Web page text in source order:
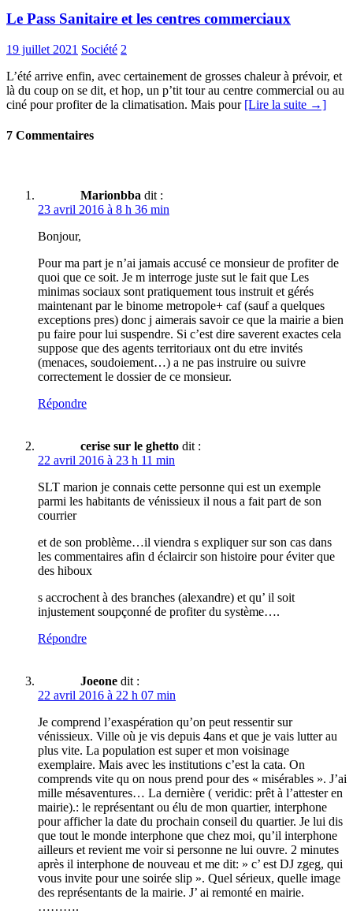
Le Pass Sanitaire et les centres commerciaux
19 juillet 2021 Société 2
L’été arrive enfin, avec certainement de grosses chaleur à prévoir, et
là du coup on se dit, et hop, un p’tit tour au centre commercial ou au
ciné pour profiter de la climatisation. Mais pour [Lire la suite →]
7 Commentaires
Marionbba dit :
23 avril 2016 à 8 h 36 min
Bonjour,
Pour ma part je n’ai jamais accusé ce monsieur de profiter de
quoi que ce soit. Je m interroge juste sut le fait que Les
minimas sociaux sont pratiquement tous instruit et gérés
maintenant par le binome metropole+ caf (sauf a quelques
exceptions pres) donc j aimerais savoir ce que la mairie a bien
pu faire pour lui suspendre. Si c’est dire saverent exactes cela
suppose que des agents territoriaux ont du etre invités
(menaces, soudoiement…) a ne pas instruire ou suivre
correctement le dossier de ce monsieur.
Répondre
cerise sur le ghetto dit :
22 avril 2016 à 23 h 11 min
SLT marion je connais cette personne qui est un exemple
parmi les habitants de vénissieux il nous a fait part de son
courrier
et de son problème…il viendra s expliquer sur son cas dans
les commentaires afin d éclaircir son histoire pour éviter que
des hiboux
s accrochent à des branches (alexandre) et qu’ il soit
injustement soupçonné de profiter du système….
Répondre
Joeone dit :
22 avril 2016 à 22 h 07 min
Je comprend l’exaspération qu’on peut ressentir sur
vénissieux. Ville où je vis depuis 4ans et que je vais lutter au
plus vite. La population est super et mon voisinage
exemplaire. Mais avec les institutions c’est la cata. On
comprends vite qu on nous prend pour des « misérables ». J’ai
mille mésaventures… La dernière ( veridic: prêt à l’attester en
mairie).: le représentant ou élu de mon quartier, interphone
pour afficher la date du prochain conseil du quartier. Je lui dis
que tout le monde interphone que chez moi, qu’il interphone
ailleurs et revient me voir si personne ne lui ouvre. 2 minutes
après il interphone de nouveau et me dit: » c’ est DJ zgeg, qui
vous invite pour une soirée slip ». Quel sérieux, quelle image
des représentants de la mairie. J’ ai remonté en mairie.
……….